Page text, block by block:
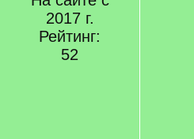
2017 г.
Рейтинг:
52